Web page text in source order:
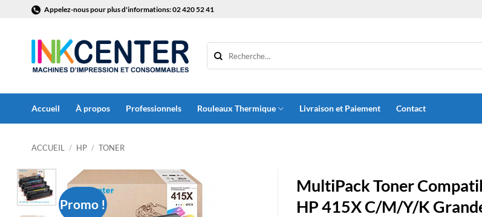
contenu
Appelez-nous pour plus d'informations: 02 420 52 41
Accueil À propos Professionnels Rouleaux Thermique Livraison et Paiement Contact
ACCUEIL / HP / TONER
Promo !
MultiPack Toner
HP 415X C/M/Y/K